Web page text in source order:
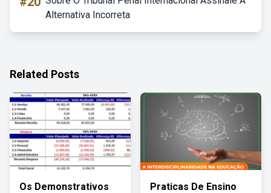
Alternativa Incorreta
Related Posts
Os Demonstrativos
Praticas De Ensino